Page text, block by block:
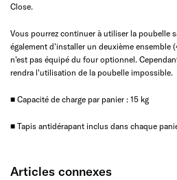
Close.
Vous pourrez continuer à utiliser la poubelle
également d'installer un deuxième ensemble
n'est pas équipé du four optionnel.
rendra l'utilisation de la poubelle impossible.
■ Capacité de charge par panier : 15 kg
■ Tapis antidérapant inclus dans chaque
Articles connexes